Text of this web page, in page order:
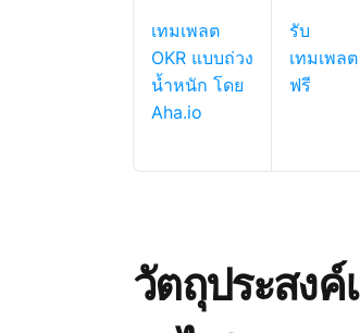
เทมเพลต
OKR แบบถ่วง
น้ำหนัก โดย
Aha.io
รับ
เทมเพลต
ฟรี
วัตถุประสง